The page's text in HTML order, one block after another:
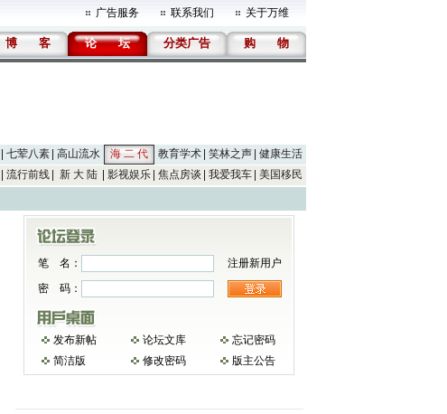
广告服务 联系我们 关于万维
博 客 论 坛 分类广告 购 物
七荤八素 高山流水 海 二 代 教育学术 笑林之声
健康生活
流行前线 新 大 陆 影视娱乐 焦点房谈 我爱我车 美国移民
笔 名：
注册新用户
密 码：
发布新帖 论坛文库
忘记密码
简洁版
修改密码 版主公告